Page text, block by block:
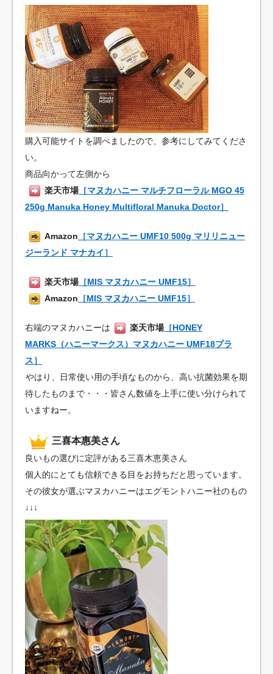
購入可能サイトを調べましたので、参考にしてみてくださ
い。
商品向かって左側から
楽天市場［マヌカハニー マルチフローラル MGO 45
250g Manuka Honey Multifloral Manuka Doctor］
Amazon ［マヌカハニー UMF10 500g マリリニュー
ジーランド マナカイ］
楽天市場［MIS マヌカハニー UMF15］
Amazon ［MIS マヌカハニー UMF15］
右端のマヌカハニーは 楽天市場［HONEY
MARKS（ハニーマークス）マヌカハニー UMF18プラ
ス］
やはり、日常使い用の手頃なものから、高い抗菌効果を期
待したものまで・・・皆さん数値を上手に使い分けられて
いますねー。
三喜本惠美さん
良いもの選びに定評がある三喜木恵美さん
個人的にとても信頼できる目をお持ちだと思っています。
その彼女が選ぶマヌカハニーはエグモントハニー社のもの
↓↓↓